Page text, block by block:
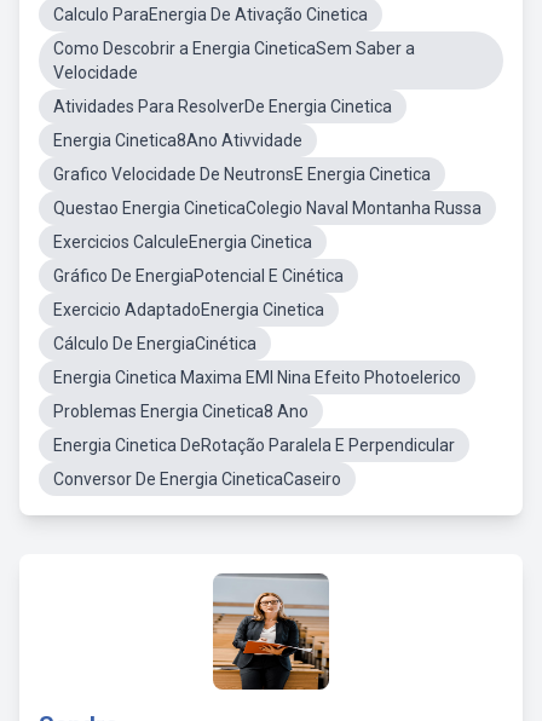
Calculo ParaEnergia De Ativação Cinetica
Como Descobrir a Energia CineticaSem Saber a
Velocidade
Atividades Para ResolverDe Energia Cinetica
Energia Cinetica8Ano Ativvidade
Grafico Velocidade De NeutronsE Energia Cinetica
Questao Energia CineticaColegio Naval Montanha Russa
Exercicios CalculeEnergia Cinetica
Gráfico De EnergiaPotencial E Cinética
Exercicio AdaptadoEnergia Cinetica
Cálculo De EnergiaCinética
Energia Cinetica Maxima EMI Nina Efeito Photoelerico
Problemas Energia Cinetica8 Ano
Energia Cinetica DeRotação Paralela E Perpendicular
Conversor De Energia CineticaCaseiro